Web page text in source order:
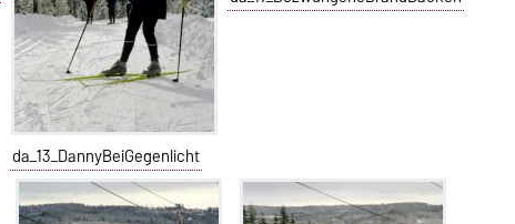
da_13_DannyBeiGegenlicht